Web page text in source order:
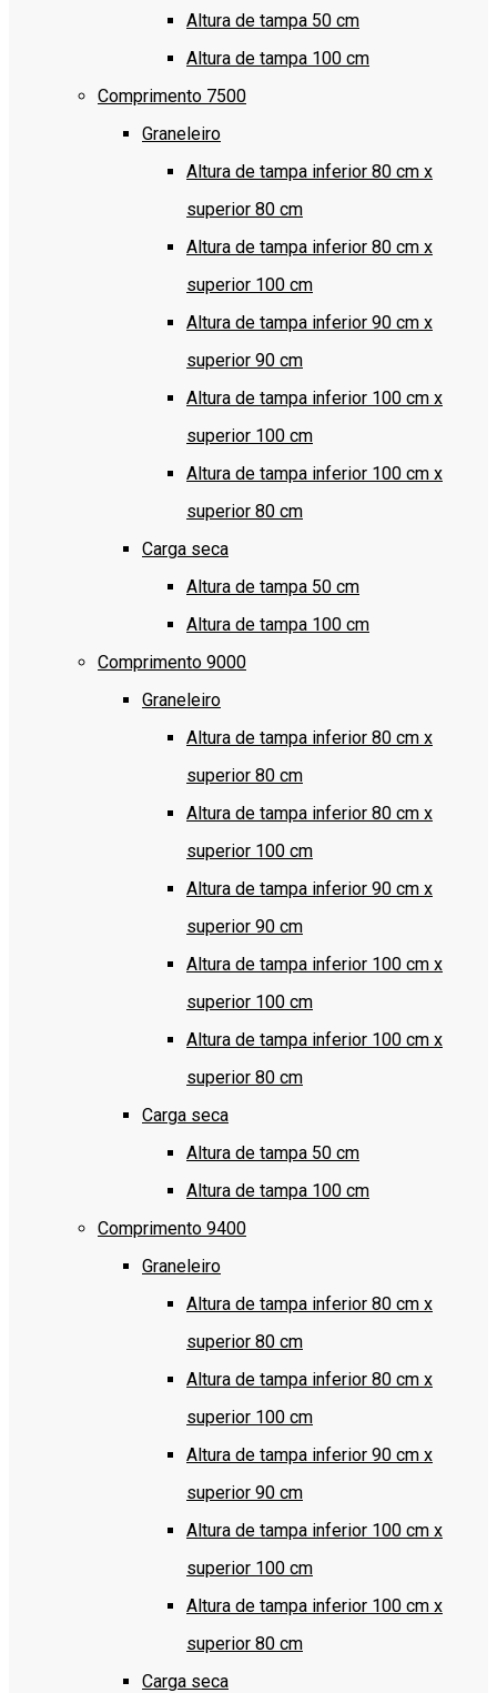
Altura de tampa 50 cm
Altura de tampa 100 cm
Comprimento 7500
Graneleiro
Altura de tampa inferior 80 cm x
superior 80 cm
Altura de tampa inferior 80 cm x
superior 100 cm
Altura de tampa inferior 90 cm x
superior 90 cm
Altura de tampa inferior 100 cm x
superior 100 cm
Altura de tampa inferior 100 cm x
superior 80 cm
Carga seca
Altura de tampa 50 cm
Altura de tampa 100 cm
Comprimento 9000
Graneleiro
Altura de tampa inferior 80 cm x
superior 80 cm
Altura de tampa inferior 80 cm x
superior 100 cm
Altura de tampa inferior 90 cm x
superior 90 cm
Altura de tampa inferior 100 cm x
superior 100 cm
Altura de tampa inferior 100 cm x
superior 80 cm
Carga seca
Altura de tampa 50 cm
Altura de tampa 100 cm
Comprimento 9400
Graneleiro
Altura de tampa inferior 80 cm x
superior 80 cm
Altura de tampa inferior 80 cm x
superior 100 cm
Altura de tampa inferior 90 cm x
superior 90 cm
Altura de tampa inferior 100 cm x
superior 100 cm
Altura de tampa inferior 100 cm x
superior 80 cm
Carga seca